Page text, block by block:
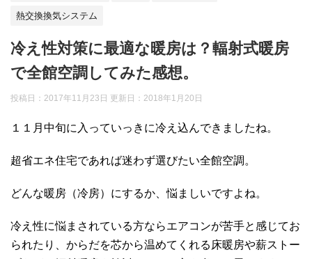
熱交換換気システム
冷え性対策に最適な暖房は？輻射式暖房
で全館空調してみた感想。
投稿日：2017年11月23日 更新日： 2018年1月20日
１１月中旬に入っていっきに冷え込んできましたね。
超省エネ住宅であれば迷わず選びたい全館空調。
どんな暖房（冷房）にするか、悩ましいですよね。
冷え性に悩まされている方ならエアコンが苦手と感じてお
られたり、からだを芯から温めてくれる床暖房や薪ストー